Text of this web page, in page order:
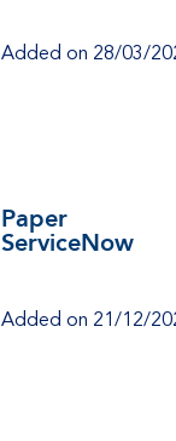
Added on 28/03/
Paper
ServiceNow
Added on 21/12/